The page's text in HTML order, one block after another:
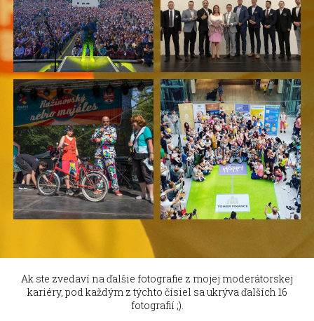
Ak ste zvedaví na ďalšie fotografie z mojej moderátorskej
kariéry, pod každým z týchto čísiel sa ukrýva ďalších 16
fotografií ;).